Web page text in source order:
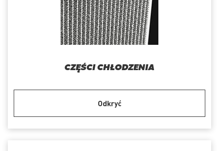
CZĘŚCI CHŁODZENIA
Odkryć